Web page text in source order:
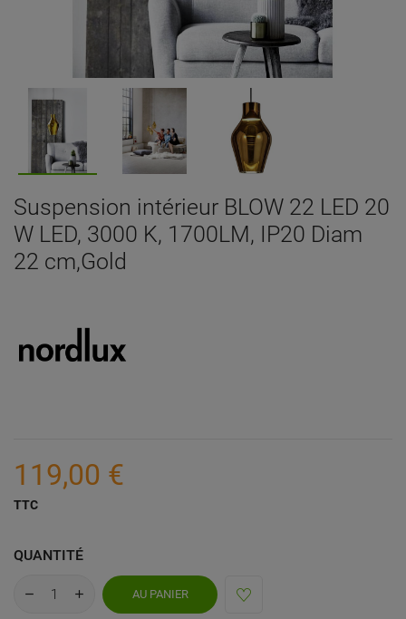
Suspension intérieur BLOW 22 LED 20
W LED, 3000 K, 1700LM, IP20 Diam
22 cm,Gold
119,00 €
TTC
QUANTITÉ
AU PANIER